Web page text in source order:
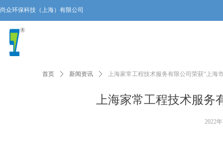
尚众环保科技（上海）有限公司
021-54170326
china_sunzone@163.com
上海家常工程技术服
首页 ꄲ 新闻资讯 ꄲ 上海家常工程技术服务有限公司荣获“上海
2022